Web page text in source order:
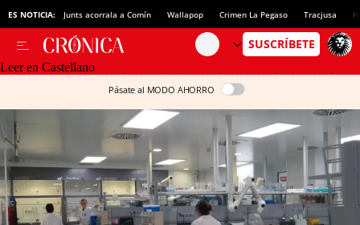
ES NOTICIA: Junts acorrala a Comín Wallapop Crimen La Pegaso Tracjusa
Leer en Castellano
Pásate al MODO AHORRO